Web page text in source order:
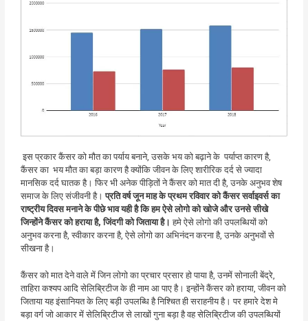
इस प्रकार कैंसर को मौत का पर्याय बनाने, उसके भय को बढ़ाने के पर्याप्त कारण है,
कैंसर का भय मौत का बड़ा कारण है क्योंकि जीवन के लिए शारीरिक दर्द से ज्यादा
मानसिक दर्द घातक है। फिर भी अनेक पीड़ितों ने कैंसर को मात दी है, उनके अनुभव शेष
समाज के लिए संजीवनी है। प्रति वर्ष जून माह के प्रथम रविवार को कैंसर सर्वाइवर्स का
राष्ट्रीय दिवस मनाने के पीछे भाव यही है कि हम ऐसे लोगो को खोजे और उनसे सीखे
जिन्होंने कैंसर को हराया है, जिंदगी को जिताया है। हमे ऐसे लोगो की उपलब्धियों को
अनुभव करना है, स्वीकार करना है, ऐसे लोगो का अभिनंदन करना है, उनके अनुभवों से
सीखना है।
कैंसर को मात देने वाले में जिन लोगो का प्रचार प्रसार हो पाया है, उनमें सोनाली बेंद्रे,
ताहिरा कश्यप आदि सेलिब्रिटीज के ही नाम आ पाए है। इन्होंने कैंसर को हराया, जीवन को
जिताया यह इंसानियत के लिए बड़ी उपलब्धि है निश्चित ही सराहनीय है। पर हमारे देश मे
बड़ा वर्ग जो आकार में सेलिब्रिटीज से लाखों गुना बड़ा है वह सेलिब्रिटीज की उपलब्धियों